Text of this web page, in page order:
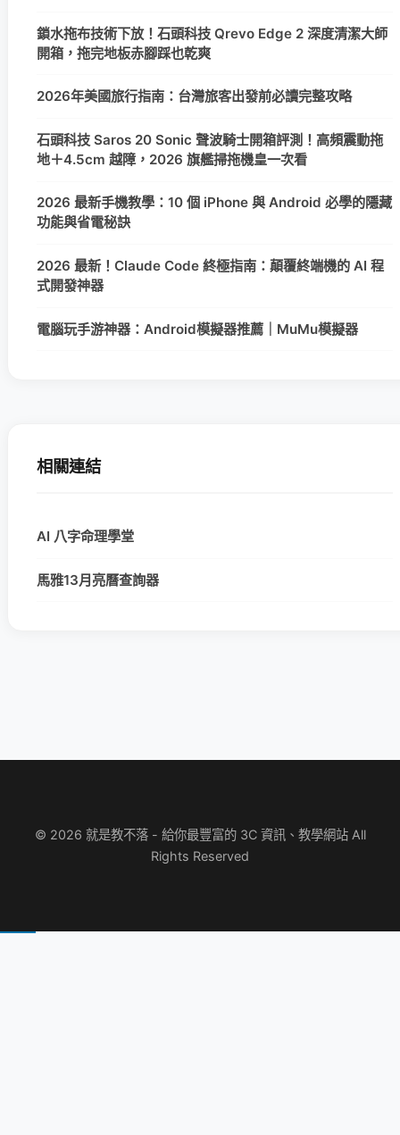
鎖水拖布技術下放！石頭科技 Qrevo Edge 2 深度清潔大師
開箱，拖完地板赤腳踩也乾爽
2026年美國旅行指南：台灣旅客出發前必讀完整攻略
石頭科技 Saros 20 Sonic 聲波騎士開箱評測！高頻震動拖
地＋4.5cm 越障，2026 旗艦掃拖機皇一次看
2026 最新手機教學：10 個 iPhone 與 Android 必學的隱藏
功能與省電秘訣
2026 最新！Claude Code 終極指南：顛覆終端機的 AI 程
式開發神器
電腦玩手游神器：Android模擬器推薦｜MuMu模擬器
相關連結
AI 八字命理學堂
馬雅13月亮曆查詢器
© 2026 就是教不落 - 給你最豐富的 3C 資訊、教學網站 All
Rights Reserved